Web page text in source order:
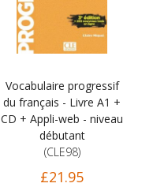
Vocabulaire progressif
du français - Livre A1 +
CD + Appli-web - niveau
débutant
(CLE98)
£21.95